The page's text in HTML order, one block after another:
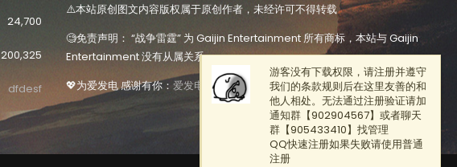
24,700
200,325
dfdesf
⚠️本站原创图文内容版权属于原创作者，未经许可不得转载
🧐免责声明： “战争雷霆” 为 Gaijin Entertainment 所有商标，本站与 Gaijin
Entertainment 没有从属关系
💖为爱发电 感谢有你： 爱发电地址
游客没有下载权限，请注册并遵守
我们的条款规则后在这里友善的和
他人相处。无法通过注册验证请加
通知群【902904567】或者聊天
群【905433410】找管理
QQ快速注册如果失败请使用普通
注册